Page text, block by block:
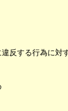
反する行為に対